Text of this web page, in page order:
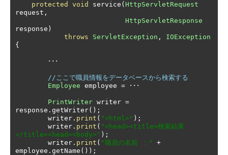
protected void service ( HttpServletRequest
request ,
HttpServletResponse
response )
throws
ServletException ,
IOException
{
･･･
//ここで職員情報をデータベースから検索する
Employee employee = ･･･
PrintWriter writer =
response . getWriter();
        writer
. print ( "<html>" );
        writer
. print ( "<head><title>検索結果
</title><head><body>" );
        writer
. print ( "職員の名前 ："
+
employee . getName ());